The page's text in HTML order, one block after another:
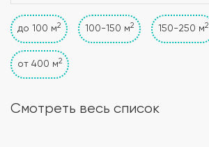
до 100 м2 100-150 м2 150-250 м2
от 400 м2
Смотреть весь список